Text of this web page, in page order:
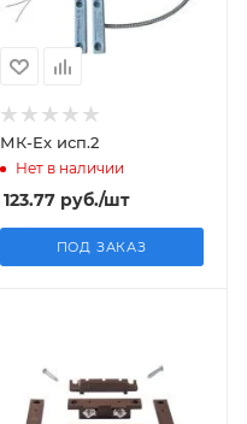
МК-Ех исп.2
Нет в наличии
123.77руб./шт
ПОД ЗАКАЗ